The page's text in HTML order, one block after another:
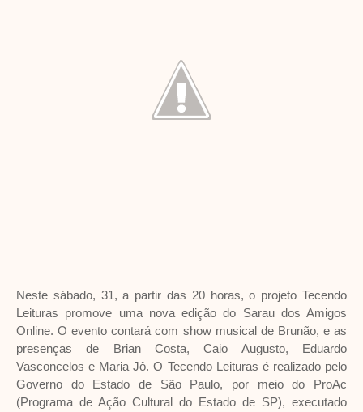
Neste sábado, 31, a partir das 20 horas, o projeto Tecendo
Leituras promove uma nova edição do Sarau dos Amigos
Online. O evento contará com show musical de Brunão, e as
presenças de Brian Costa, Caio Augusto, Eduardo
Vasconcelos e Maria Jô. O Tecendo Leituras é realizado pelo
Governo do Estado de São Paulo, por meio do ProAc
(Programa de Ação Cultural do Estado de SP), executado